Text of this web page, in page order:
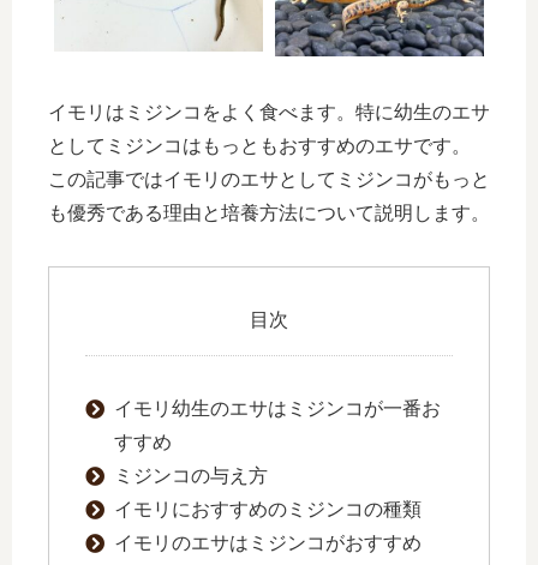
イモリはミジンコをよく食べます。特に幼生のエサ
としてミジンコはもっともおすすめのエサです。
この記事ではイモリのエサとしてミジンコがもっと
も優秀である理由と培養方法について説明します。
目次
イモリ幼生のエサはミジンコが一番お
すすめ
ミジンコの与え方
イモリにおすすめのミジンコの種類
イモリのエサはミジンコがおすすめ